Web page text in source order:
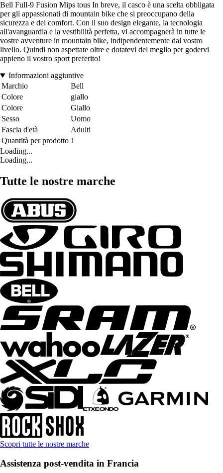
Bell Full-9 Fusion Mips tous In breve, il casco è una scelta obbligata
per gli appassionati di mountain bike che si preoccupano della
sicurezza e del comfort. Con il suo design elegante, la tecnologia
all'avanguardia e la vestibilità perfetta, vi accompagnerà in tutte le
vostre avventure in mountain bike, indipendentemente dal vostro
livello. Quindi non aspettate oltre e dotatevi del meglio per godervi
appieno il vostro sport preferito!
Informazioni aggiuntive
Marchio
Bell
Colore
giallo
Colore
Giallo
Sesso
Uomo
Fascia d'età
Adulti
Quantità per prodotto 1
Loading...
Loading...
Tutte le nostre marche
Scopri tutte le nostre marche
Assistenza post-vendita in Francia